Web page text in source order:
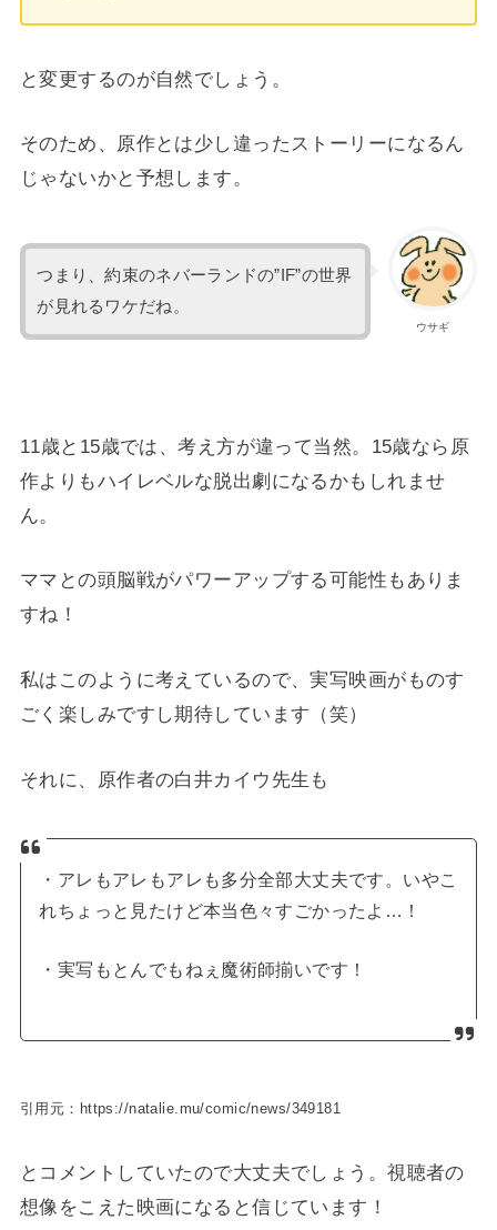
と変更するのが自然でしょう。
そのため、原作とは少し違ったストーリーになるん
じゃないかと予想します。
ウサギ
つまり、約束のネバーランドの”IF”の世界
が見れるワケだね。
11歳と15歳では、考え方が違って当然。15歳なら原
作よりもハイレベルな脱出劇になるかもしれませ
ん。
ママとの頭脳戦がパワーアップする可能性もありま
すね！
私はこのように考えているので、実写映画がものす
ごく楽しみですし期待しています（笑）
それに、原作者の白井カイウ先生も
・アレもアレもアレも多分全部大丈夫です。いやこ
れちょっと見たけど本当色々すごかったよ…！
・実写もとんでもねぇ魔術師揃いです！
引用元：https://natalie.mu/comic/news/349181
とコメントしていたので大丈夫でしょう。視聴者の
想像をこえた映画になると信じています！